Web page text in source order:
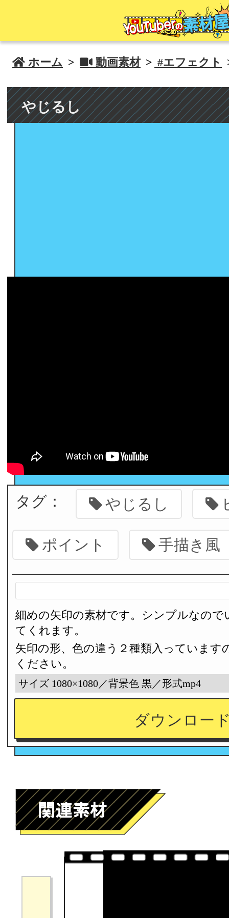
 ホーム >  動画素材 > #エフェクト
やじるし
タグ： やじるし
ポイント 手描き風
ダウンロー
細めの矢印の素材です。シンプルなので
てくれます。
矢印の形、色の違う２種類入っています
ください。
サイズ 1080×1080／背景色 黒／形式mp4